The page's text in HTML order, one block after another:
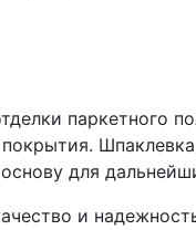
паркетного
Шпаклевка
для
и